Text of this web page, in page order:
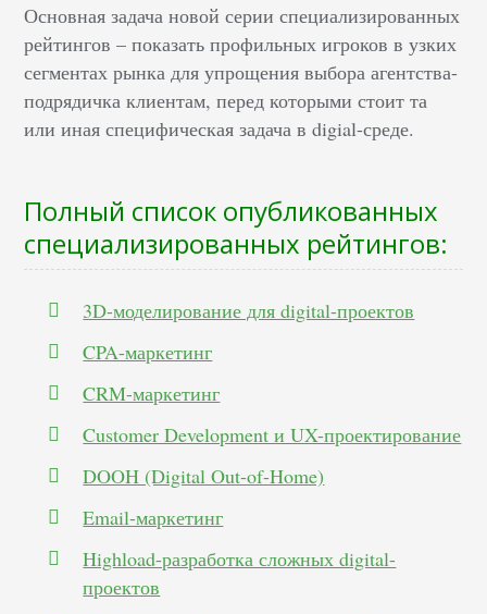
Основная задача новой серии специализированных
рейтингов – показать профильных игроков в узких
сегментах рынка для упрощения выбора агентства-
подрядичка клиентам, перед которыми стоит та
или иная специфическая задача в digial-среде.
Полный список опубликованных
специализированных рейтингов:
3D-моделирование для digital-проектов
CPA-маркетинг
CRM-маркетинг
Customer Development и UX-проектирование
DOOH (Digital Out-of-Home)
Email-маркетинг
Highload-разработка сложных digital-
проектов